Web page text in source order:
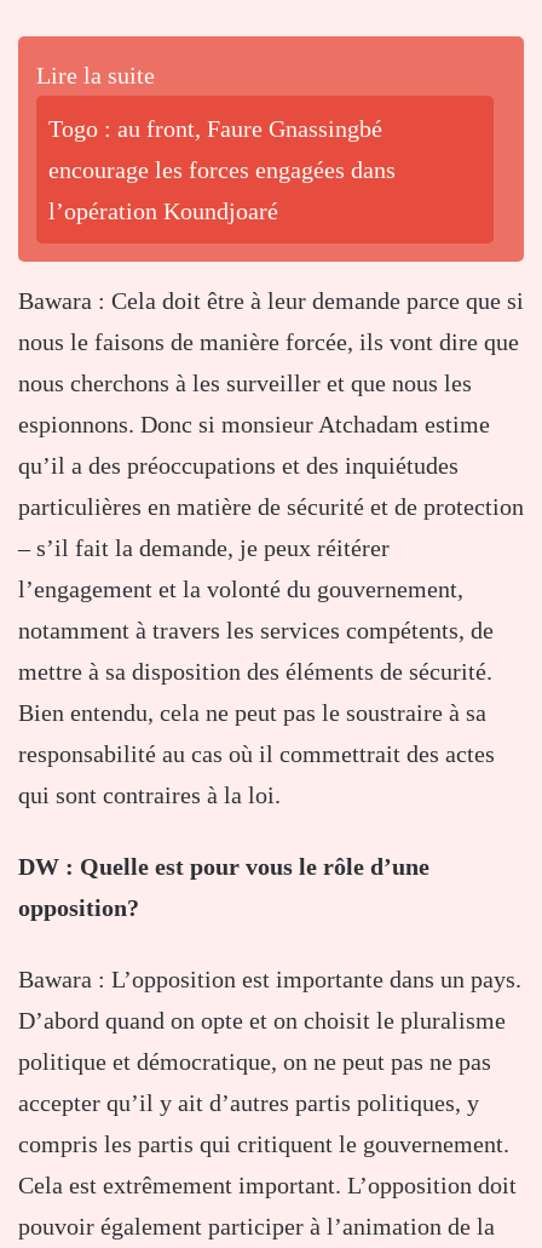
Lire la suite
Togo : au front, Faure Gnassingbé
encourage les forces engagées dans
l’opération Koundjoaré
Bawara : Cela doit être à leur demande parce que si
nous le faisons de manière forcée, ils vont dire que
nous cherchons à les surveiller et que nous les
espionnons. Donc si monsieur Atchadam estime
qu’il a des préoccupations et des inquiétudes
particulières en matière de sécurité et de protection
– s’il fait la demande, je peux réitérer
l’engagement et la volonté du gouvernement,
notamment à travers les services compétents, de
mettre à sa disposition des éléments de sécurité.
Bien entendu, cela ne peut pas le soustraire à sa
responsabilité au cas où il commettrait des actes
qui sont contraires à la loi.
DW : Quelle est pour vous le rôle d’une
opposition?
Bawara : L’opposition est importante dans un pays.
D’abord quand on opte et on choisit le pluralisme
politique et démocratique, on ne peut pas ne pas
accepter qu’il y ait d’autres partis politiques, y
compris les partis qui critiquent le gouvernement.
Cela est extrêmement important. L’opposition doit
pouvoir également participer à l’animation de la